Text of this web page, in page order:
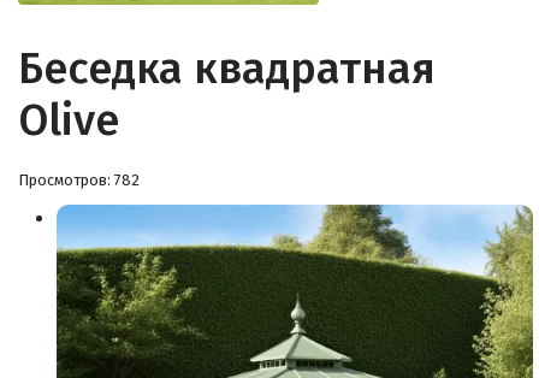
Беседка квадратная
Olive
Просмотров: 782